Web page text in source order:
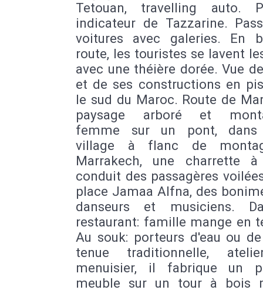
Tetouan, travelling auto.
indicateur de Tazzarine.
voitures avec galeries. En
route, les touristes se lavent
avec une théière dorée. Vue
et de ses constructions en
le sud du Maroc. Route de
paysage arboré et
femme sur un pont, dans
village à flanc de
Marrakech, une charrette à
conduit des passagères
place Jamaa Alfna, des
danseurs et musiciens.
restaurant: famille mange en
Au souk: porteurs d'eau ou
tenue traditionnelle,
menuisier, il fabrique un
meuble sur un tour à bois